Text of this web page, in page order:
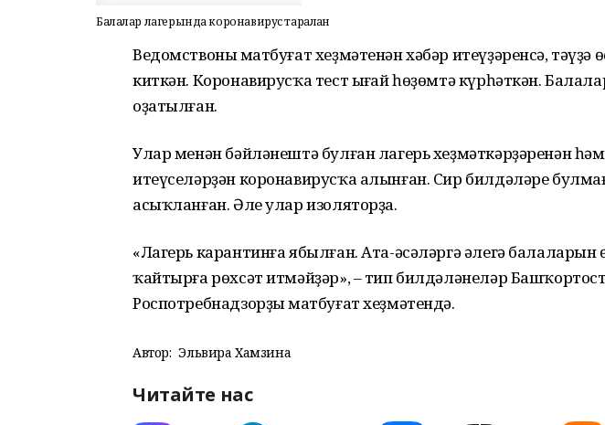
Балалар лагерында коронавирус таралған
Ведомствоның матбуғат хеҙмәтенән хәбәр итеүҙәренсә,
киткән. Коронавирусҡа тест ыңғай һөҙөмтә күрһәткән.
оҙатылған.
Улар менән бәйләнештә булған лагерь хеҙмәткәрҙәренән
итеүселәрҙән коронавирусҡа алынған. Сир билдәләре
асыҡланған. Әле улар изоляторҙа.
«Лагерь карантинға ябылған. Ата-әсәләргә әлегә балаларын
ҡайтырға рөхсәт итмәйҙәр», – тип билдәләнеләр
Роспотребнадзорҙың матбуғат хеҙмәтендә.
Автор: Эльвира Хамзина
Читайте нас